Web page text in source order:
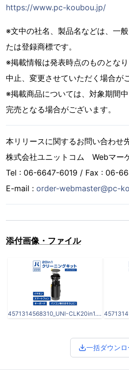
https://www.pc-koubou.jp/
※文中の社名、製品名などは、一
たは登録商標です。
※掲載情報は発表時点のものとな
中止、変更させていただく場合が
※掲載商品については、対象期間
完売となる場合がございます。
本リリースに関するお問い合わせ
株式会社ユニットコム Webマー
Tel : 06-6647-6019 / Fax : 06-
E-mail : order-webmaster@pc-
添付画像・ファイル
4571314568310_UNI-CLK20in1.jpg
一括ダウンロ